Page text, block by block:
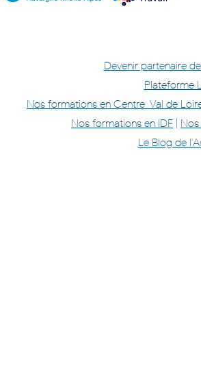
Devenir partenaire
Plateforme
Nos formations en Centre-Val de
Nos formations en IDF
Le Blog de